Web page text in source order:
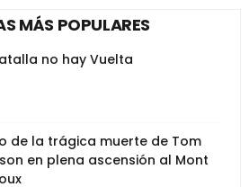
MÁS POPULARES
no hay Vuelta
de la trágica muerte de Tom
en plena ascensión al Mont